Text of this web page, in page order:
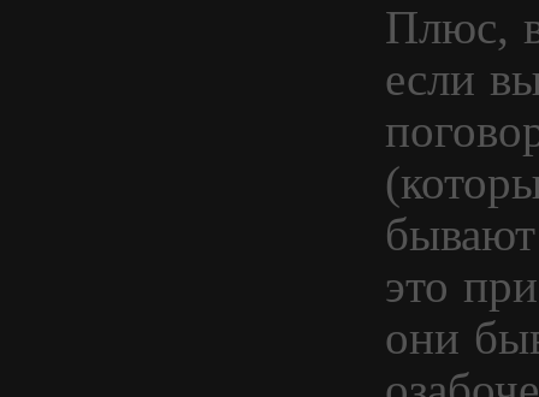
Плюс,
если
это
они